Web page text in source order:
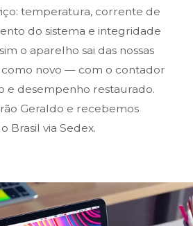
temperatura, corrente de
do sistema e integridade
o aparelho sai das nossas
novo — com o contador
e desempenho restaurado.
Geraldo e recebemos
Brasil via Sedex.